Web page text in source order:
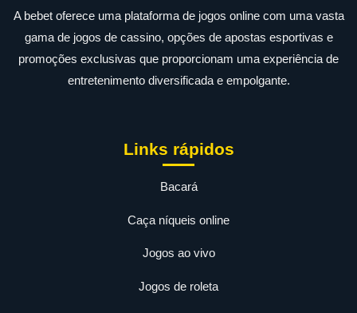
A bebet oferece uma plataforma de jogos online com uma vasta
gama de jogos de cassino, opções de apostas esportivas e
promoções exclusivas que proporcionam uma experiência de
entretenimento diversificada e empolgante.
Links rápidos
Bacará
Caça níqueis online
Jogos ao vivo
Jogos de roleta